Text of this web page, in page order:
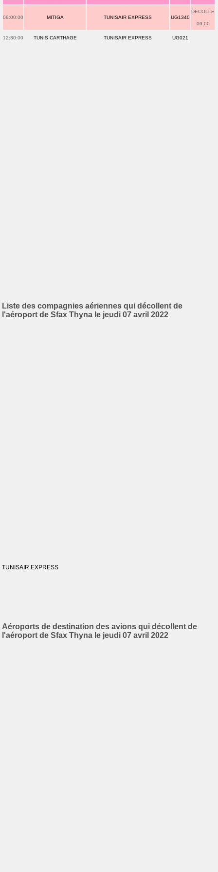
09:00:00 MITIGA TUNISAIR EXPRESS UG1340
DECOLLE
09:00
12:30:00 TUNIS CARTHAGE TUNISAIR EXPRESS UG021
Liste des compagnies aériennes qui décollent de
l'aéroport de Sfax Thyna le jeudi 07 avril 2022
TUNISAIR EXPRESS
Aéroports de destination des avions qui décollent de
l'aéroport de Sfax Thyna le jeudi 07 avril 2022